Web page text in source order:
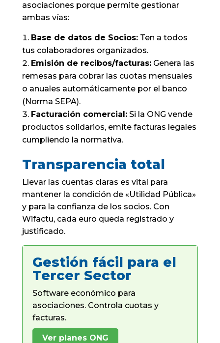
asociaciones porque permite gestionar
ambas vías:
Base de datos de Socios:Ten a todos
tus colaboradores organizados.
Emisión de recibos/facturas:Genera las
remesas para cobrar las cuotas mensuales
o anuales automáticamente por el banco
(Norma SEPA).
Facturación comercial:Si la ONG vende
productos solidarios, emite facturas legales
cumpliendo la normativa.
Transparencia total
Llevar las cuentas claras es vital para
mantener la condición de «Utilidad Pública»
y para la confianza de los socios. Con
Wifactu, cada euro queda registrado y
justificado.
Gestión fácil para el
Tercer Sector
Software económico para
asociaciones. Controla cuotas y
facturas.
Ver planes ONG